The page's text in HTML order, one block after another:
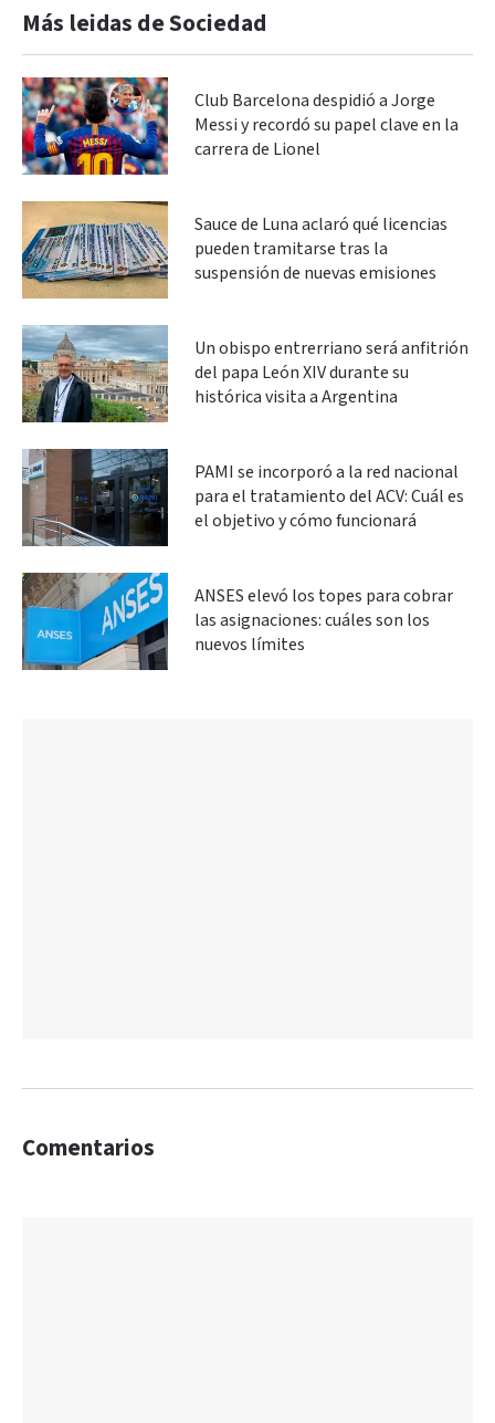
Más leidas de Sociedad
Club Barcelona despidió a Jorge
Messi y recordó su papel clave en la
carrera de Lionel
Sauce de Luna aclaró qué licencias
pueden tramitarse tras la
suspensión de nuevas emisiones
Un obispo entrerriano será anfitrión
del papa León XIV durante su
histórica visita a Argentina
PAMI se incorporó a la red nacional
para el tratamiento del ACV: Cuál es
el objetivo y cómo funcionará
ANSES elevó los topes para cobrar
las asignaciones: cuáles son los
nuevos límites
Comentarios